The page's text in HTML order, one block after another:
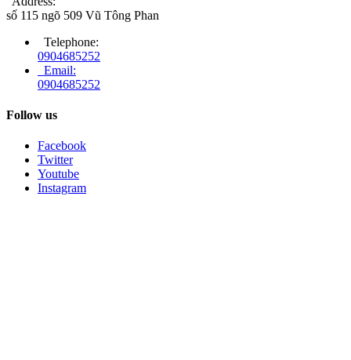
số 115 ngõ 509 Vũ Tông Phan
Telephone:
0904685252
Email:
0904685252
Follow us
Facebook
Twitter
Youtube
Instagram